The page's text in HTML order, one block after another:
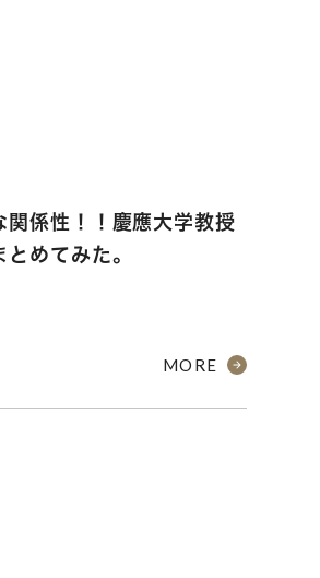
関係性！！慶應大学教授
めてみた。
MORE